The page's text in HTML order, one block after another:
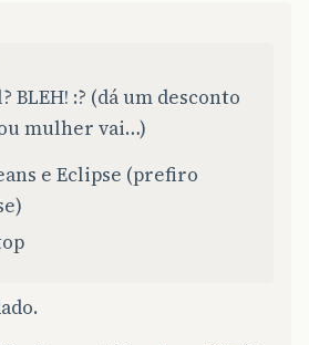
BLEH! :? (dá um desconto
mulher vai…)
e Eclipse (prefiro